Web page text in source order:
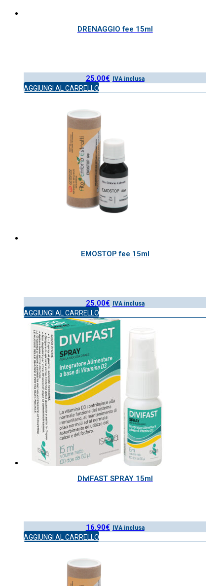
DRENAGGIO fee 15ml
25.00€ IVA inclusa
AGGIUNGI AL CARRELLO
EMOSTOP fee 15ml
25.00€ IVA inclusa
AGGIUNGI AL CARRELLO
DIvIFAST SPRAY 15ml
16.90€ IVA inclusa
AGGIUNGI AL CARRELLO